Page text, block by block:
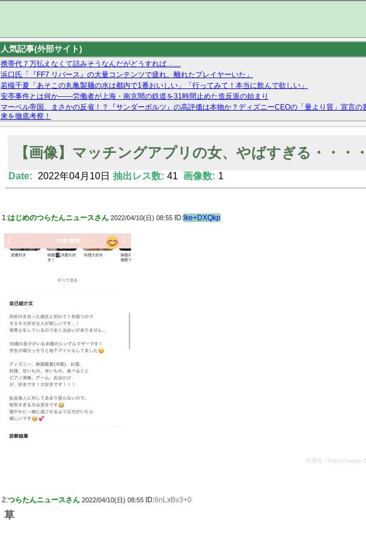
人気記事(外部サイト)
携帯代７万払えなくて詰みそうなんだがどうすれば……
浜口氏「『FF7 リバース』の大量コンテンツで疲れ、離れたプレイヤーいた」
若槻千夏「あそこの丸亀製麺の水は都内で1番おいしい」「行ってみて！本当に飲んで欲しい」
安亭事件とは何か——労働者が上海・南京間の鉄道を31時間止めた造反派の始まり
マーベル帝国、まさかの反省！？『サンダーボルツ』の高評価は本物か？ディズニーCEOの「量より質」宣言
来を徹底考察！
【モー娘。石田亜佑美】ファーストテイク出演も新規獲得ならず？北川莉央が1位に
【画像】マッチングアプリの女、やばすぎる・・・
Date: 2022年04月10日 抽出レス数: 41 画像数: 1
1:はじめのつらたんニュースさん 2022/04/10(日) 08:55 ID: lke+DXQkp
引用元：https://
2:つらたんニュースさん 2022/04/10(日) 08:55 ID:6nLxBv3+0
草